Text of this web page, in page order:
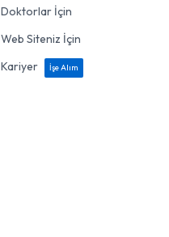
Doktorlar İçin
Web Siteniz İçin
Kariyer
İşe Alım